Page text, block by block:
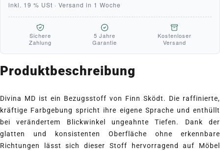
inkl. 19 % USt · Versand in 1 Woche
Sichere
Zahlung
5 Jahre
Garantie
Kostenloser
Versand
Produktbeschreibung
Divina MD ist ein Bezugsstoff von Finn Sködt. Die raffinierte,
kräftige Farbgebung spricht ihre eigene Sprache und enthüllt
bei verändertem Blickwinkel ungeahnte Tiefen. Dank der
glatten und konsistenten Oberfläche ohne erkennbare
Richtungen lässt sich dieser Stoff hervorragend auf Möbel